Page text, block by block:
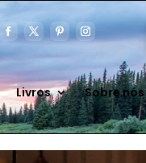
Livros Sobre nós